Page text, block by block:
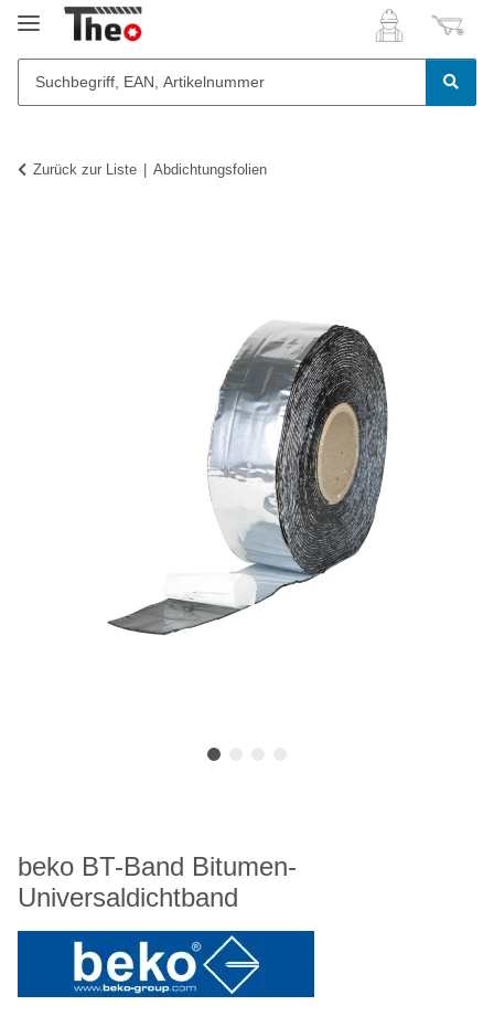
Zurück zur Liste Abdichtungsfolien
beko BT-Band Bitumen-
Universaldichtband